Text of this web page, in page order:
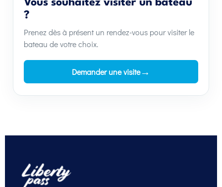
Vous souhaitez visiter un bateau
?
Prenez dès à présent un rendez-vous pour visiter le
bateau de votre choix.
Demander une visite→